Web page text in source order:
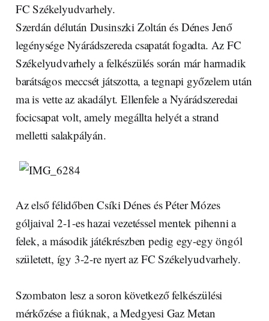
FC Székelyudvarhely.
Szerdán délután Dusinszki Zoltán és Dénes Jenő
legénysége Nyárádszereda csapatát fogadta. Az FC
Székelyudvarhely a felkészülés során már harmadik
barátságos meccsét játszotta, a tegnapi győzelem után
ma is vette az akadályt. Ellenfele a Nyárádszeredai
focicsapat volt, amely megállta helyét a strand
melletti salakpályán.
Az első félidőben Csíki Dénes és Péter Mózes
góljaival 2-1-es hazai vezetéssel mentek pihenni a
felek, a második játékrészben pedig egy-egy öngól
született, így 3-2-re nyert az FC Székelyudvarhely.
Szombaton lesz a soron következő felkészülési
mérkőzése a fiúknak, a Medgyesi Gaz Metan